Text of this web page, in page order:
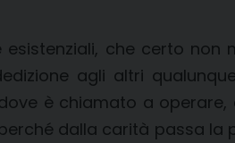
che certo non
agli altri
è chiamato a operare,
dalla carità passa la